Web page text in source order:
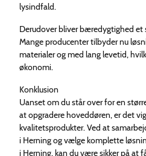
lysindfald.
Derudover bliver bæredygtighed et
Mange producenter tilbyder nu
materialer og med lang levetid,
økonomi.
Konklusion
Uanset om du står over for en
at opgradere hoveddøren, er det
kvalitetsprodukter. Ved at
i Herning og vælge komplette
i Herning, kan du være sikker på at